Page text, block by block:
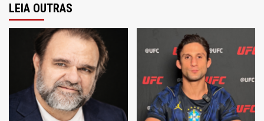
LEIA OUTRAS